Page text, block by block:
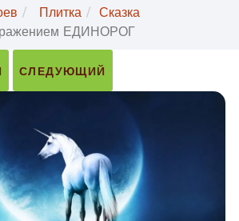
Плитка
Сказка
ЕДИНОРОГ
СЛЕДУЮЩИЙ